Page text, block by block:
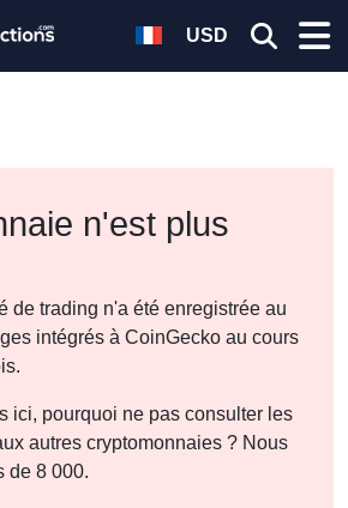
USD
n'est plus
de trading n'a été enregistrée au
intégrés à CoinGecko au cours
ici, pourquoi ne pas consulter les
autres cryptomonnaies ? Nous
de 8 000.